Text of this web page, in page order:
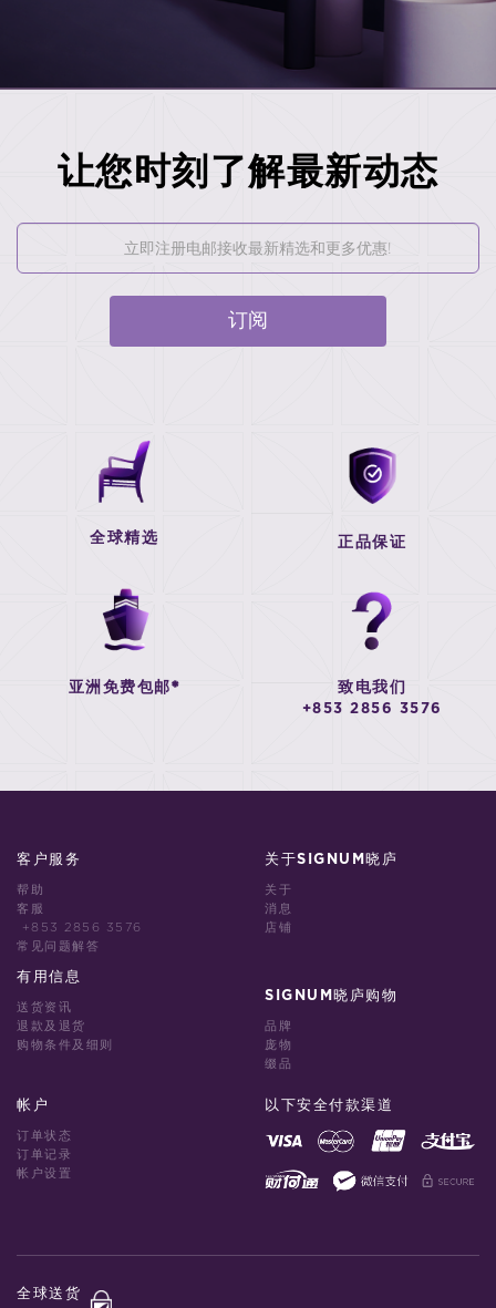
让您时刻了解最新动态
订阅
全球精选 正品保证
亚洲免费包邮* 致电我们
+853 2856 3576
客户服务
帮助
客服
+853 2856 3576
常见问题解答
有用信息
送货资讯
退款及退货
购物条件及细则
关于SIGNUM晓庐
关于
消息
店铺
SIGNUM晓庐购物
品牌
庞物
缀品
帐户
订单状态
订单记录
帐户设置
以下安全付款渠道
全球送货